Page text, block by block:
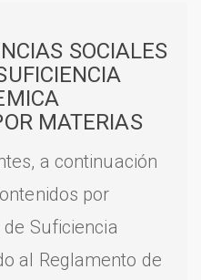
SOCIALES
MATERIAS
a continuación
por
Suficiencia
al Reglamento de